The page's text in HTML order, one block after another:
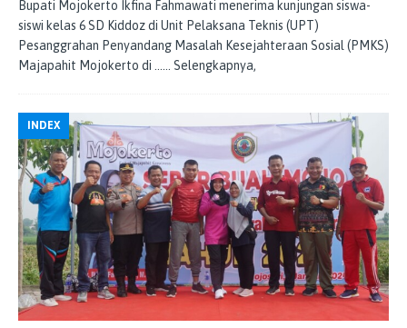
Bupati Mojokerto Ikfina Fahmawati menerima kunjungan siswa-
siswi kelas 6 SD Kiddoz di Unit Pelaksana Teknis (UPT)
Pesanggrahan Penyandang Masalah Kesejahteraan Sosial (PMKS)
Majapahit Mojokerto di
…… Selengkapnya,
INDEX